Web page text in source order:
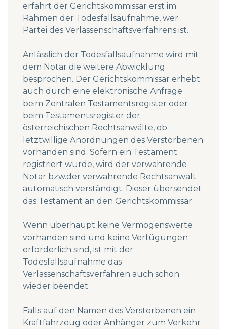
erfährt der Gerichtskommissär erst im
Rahmen der Todesfallsaufnahme, wer
Partei des Verlassenschaftsverfahrens ist.
Anlässlich der Todesfallsaufnahme wird mit
dem Notar die weitere Abwicklung
besprochen. Der Gerichtskommissär erhebt
auch durch eine elektronische Anfrage
beim Zentralen Testamentsregister oder
beim Testamentsregister der
österreichischen Rechtsanwälte, ob
letztwillige Anordnungen des Verstorbenen
vorhanden sind. Sofern ein Testament
registriert wurde, wird der verwahrende
Notar bzw.der verwahrende Rechtsanwalt
automatisch verständigt. Dieser übersendet
das Testament an den Gerichtskommissär.
Wenn überhaupt keine Vermögenswerte
vorhanden sind und keine Verfügungen
erforderlich sind, ist mit der
Todesfallsaufnahme das
Verlassenschaftsverfahren auch schon
wieder beendet.
Falls auf den Namen des Verstorbenen ein
Kraftfahrzeug oder Anhänger zum Verkehr